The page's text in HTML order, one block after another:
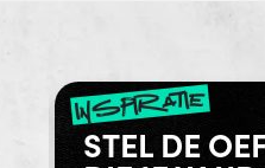
inspiratie
STEL DE